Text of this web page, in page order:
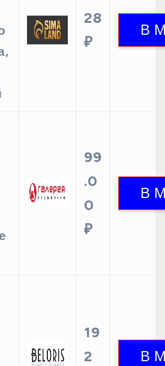
28
₽
99
.0
0
₽
19
2